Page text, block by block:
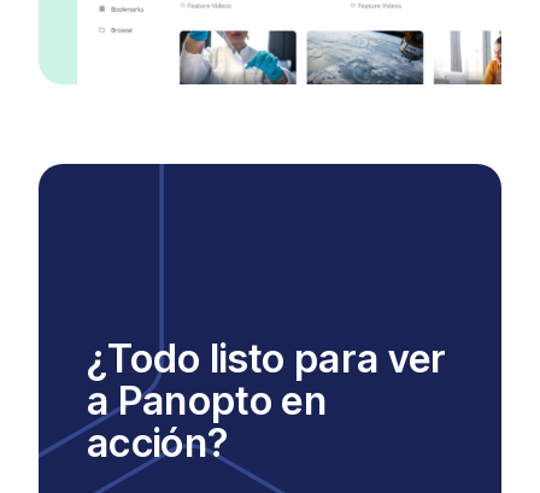
¿Todo listo para ver
a Panopto en
acción?